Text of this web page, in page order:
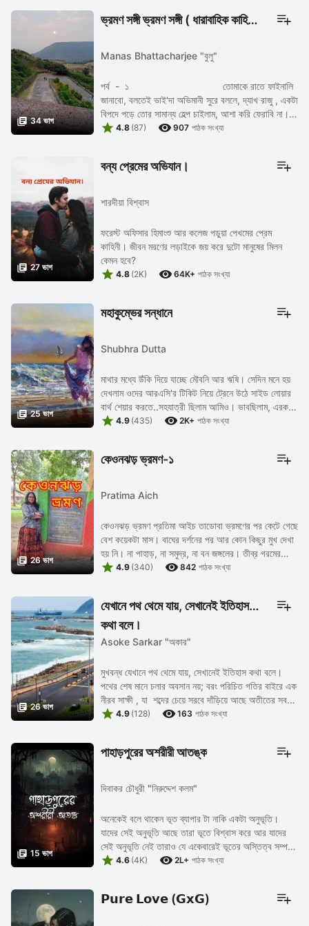
 34 ভাগ
ভ্রমণ সঙ্গী ভ্রমণ সঙ্গী ( ধারাবাহিক কাহিনী )
Manas Bhattacharjee "বুলু"
পর্ব - ১ ‌ তোমাকে রাতে ফাইনালি
জানাবো, বলতেই ভাই'দা অভিমানী সুরে বললে, দ্যাখ রাজু , একটা
বিপদে পড়ে তোর সামান্য হেল্প চাইলাম, আশা করি ফেরাবি না।
ভাই'দা ...
 4.8 (87)  907 পাঠক সংখ্যা
 27 ভাগ
বন্য প্রেমের অভিযান।
শারদীয়া বিশ্বাস
ফরেস্ট অফিসার হিমাংশু আর কলেজ পড়ুয়া পেখমের প্রেম
কাহিনী। জীবন মরণের লড়াইকে জয় করে দুটো মানুষের মিলন
কেমন হবে?
 4.8 (2K)  64K+ পাঠক সংখ্যা
 25 ভাগ
মহাকুম্ভের সন্ধানে
Shubhra Dutta
মাথার মধ্যে উঁকি দিয়ে যাচ্ছে মৌবনি আর ঋষি। সেদিন মনে হয়
দেখলাম ওদের আরএসি'র টিকিট নিয়ে ট্রেনে উঠে সাইড লোয়ার
বার্থ শেয়ার করতে..সহযাত্রী ছিলাম আমিও। ভাবছিলাম, এরকম
কি হয়? তবে, বেশ মজা...
 4.9 (435)  2K+ পাঠক সংখ্যা
 26 ভাগ
কেওনঝড় ভ্রমণ-১
Pratima Aich
কেওনঝড় ভ্রমণ প্রতিমা আইচ তাডোবা ভ্রমণের পর কেটে গেছে
বেশ কয়েকটা মাস। বাঘের দর্শনের পর আর কোন কিছুর মুখ দেখা
হয় নি। না পাহাড়, না সমুদ্র, না বন জঙ্গলের। তীব্র গরমের
হাঁসফাঁস থেকে মুক্ত দেহ ...
 4.9 (340)  842 পাঠক সংখ্যা
 26 ভাগ
যেখানে পথ থেমে যায়, সেখানেই ইতিহাস
কথা বলে।
Asoke Sarkar "অকার"
মুখবন্ধ যেখানে পথ থেমে যায়, সেখানেই ইতিহাস কথা বলে।
পথের শেষ মানে চলার অবসান নয়; বরং পরিচিত গতির বাইরে এক
নীরব সাক্ষী , যা শব্দের চেয়ে সরবে দাঁড়িয়ে আছে অতীতের সব
কাহিনী নিয়ে । মানুষ যখন ...
 4.9 (128)  163 পাঠক সংখ্যা
 15 ভাগ
পাহাড়পুরের অশরীরী আতঙ্ক
দিবাকর চৌধুরী "নিরুদ্দেশ কলম"
অনেকেই বলে থাকেন ভূত ব্যাপার টা নাকি একটা অনুভূতি।
যাদের সেই অনুভূতি আছে তারা ভূতে বিশ্বাস করে আর যাদের
সেই অনুভূতি নেই তারাও যে একেবারেই ভূতের অস্তিত্ব সম্পর্কে
সন্দিহান একথাও জোর দিয়ে বলা যায়না।...
 4.6 (4K)  2L+ পাঠক সংখ্যা
𝗣𝘂𝗿𝗲 𝗟𝗼𝘃𝗲 (𝗚𝘅𝗚)